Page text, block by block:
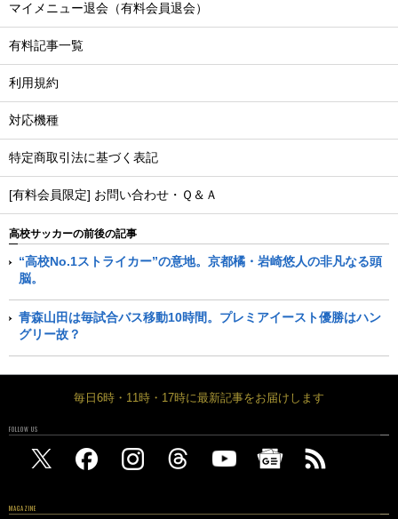
マイメニュー退会（有料会員退会）
有料記事一覧
利用規約
対応機種
特定商取引法に基づく表記
[有料会員限定] お問い合わせ・Ｑ＆Ａ
高校サッカーの前後の記事
“高校No.1ストライカー”の意地。京都橘・岩崎悠人の非凡なる頭
脳。
青森山田は毎試合バス移動10時間。プレミアイースト優勝はハン
グリー故？
毎日6時・11時・17時に最新記事をお届けします
FOLLOW US
MAGAZINE